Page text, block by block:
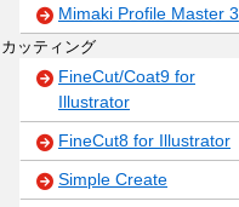
Mimaki Profile Master 3
カッティング
FineCut/Coat9 for
Illustrator
FineCut8 for Illustrator
Simple Create